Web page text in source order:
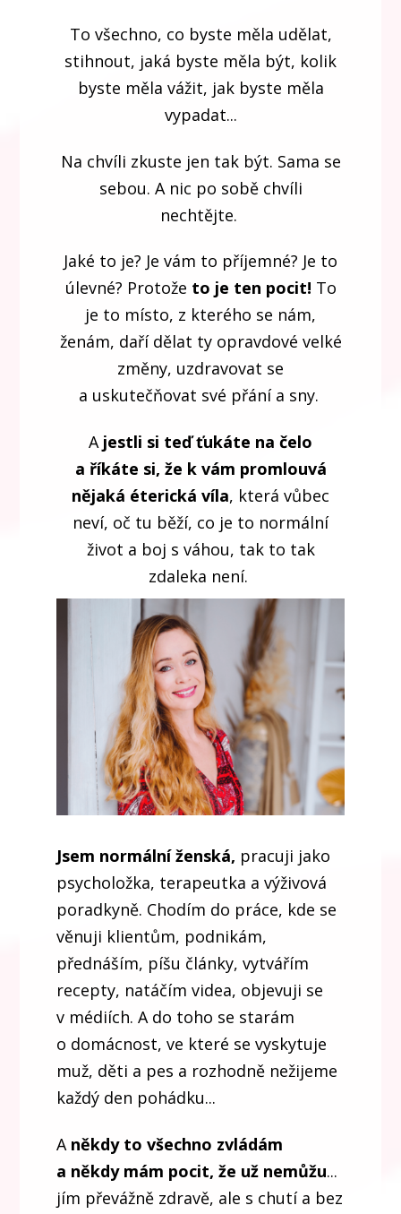
To všechno, co byste měla udělat,
stihnout, jaká byste měla být, kolik
byste měla vážit, jak byste měla
vypadat...
Na chvíli zkuste jen tak být. Sama se
sebou. A nic po sobě chvíli
nechtějte.
Jaké to je? Je vám to příjemné? Je to
úlevné? Protože to je ten pocit! To
je to místo, z kterého se nám,
ženám, daří dělat ty opravdové velké
změny, uzdravovat se
a uskutečňovat své přání a sny.
A jestli si teď ťukáte na čelo
a říkáte si, že k vám promlouvá
nějaká éterická víla, která vůbec
neví, oč tu běží, co je to normální
život a boj s váhou, tak to tak
zdaleka není.
Jsem normální ženská, pracuji jako
psycholožka, terapeutka a výživová
poradkyně. Chodím do práce, kde se
věnuji klientům, podnikám,
přednáším, píšu články, vytvářím
recepty, natáčím videa, objevuji se
v médiích. A do toho se starám
o domácnost, ve které se vyskytuje
muž, děti a pes a rozhodně nežijeme
každý den pohádku...
A někdy to všechno zvládám
a někdy mám pocit, že už nemůžu...
jím převážně zdravě, ale s chutí a bez